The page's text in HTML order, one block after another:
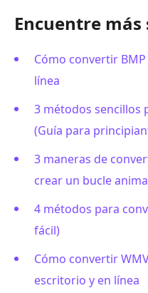
Encuentre más
Cómo convertir
línea
3 métodos sencillos
(Guía para
3 maneras de
crear un bucle
4 métodos para
fácil)
Cómo convertir
escritorio y en línea